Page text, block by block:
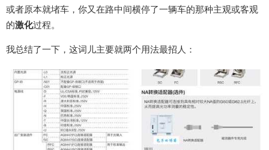
或者原本就堵车，你又在路中间横停了一辆车的那种主观或客观
的激化过程。
我总结了一下，这词儿主要就两个用法最招人：